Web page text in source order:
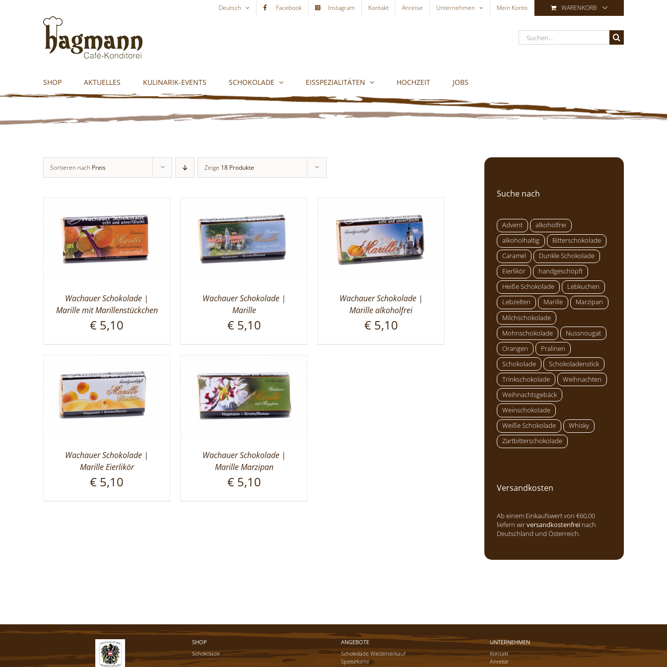
Deutsch Facebook Instagram Kontakt Anreise Unternehmen Mein Konto WARENKORB
Suche
nach:
SHOP AKTUELLES KULINARIK-EVENTS SCHOKOLADE EISSPEZIALITÄTEN HOCHZEIT JOBS
Sortieren nach Preis Zeige 18 Produkte
Wachauer Schokolade |
Marille mit Marillenstückchen
€ 5,10
Wachauer Schokolade |
Marille
€5,10
Wachauer Schokolade |
Marille alkoholfrei
€5,10
Wachauer Schokolade |
Marille Eierlikör
€ 5,10
Wachauer Schokolade |
Marille Marzipan
€5,10
Suche nach
Advent
alkoholfrei
alkoholhaltig
Bitterschokolade
Caramel
Dunkle Schokolade
Eierlikör
handgeschöpft
Heiße Schokolade
Lebkuchen
Lebzelten
Marille
Marzipan
Milchschokolade
Mohnschokolade
Nussnougat
Orangen
Pralinen
Schokolade
Schokoladenstick
Trinkschokolade
Weihnachten
Weihnachtsgebäck
Weinschokolade
Weiße Schokolade
Whisky
Zartbitterschokolade
Versandkosten
Ab einem Einkaufswert von €60,00
liefern wirversandkostenfrei nach
Deutschland und Österreich.
SHOP
Schokolade
ANGEBOTE
Schokolade Wiederverkauf
Speisekarte
UNTERNEHMEN
Kontakt
Anreise